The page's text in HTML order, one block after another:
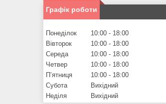
Графік роботи
Понеділок 10:00
18:00
Вівторок
10:00
18:00
Середа
10:00
18:00
Четвер
10:00
18:00
Пʼятниця
10:00
18:00
Субота
Вихідний
Неділя
Вихідний